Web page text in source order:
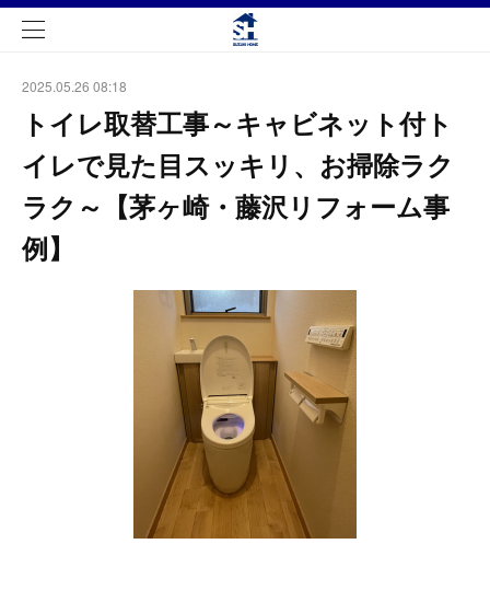
2025.05.26 08:18
トイレ取替工事～キャビネット付ト
イレで見た目スッキリ、お掃除ラク
ラク～【茅ヶ崎・藤沢リフォーム事
例】